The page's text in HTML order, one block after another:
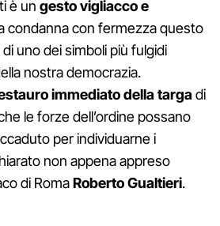
è un gesto vigliacco e
condanna con fermezza questo
uno dei simboli più fulgidi
nostra democrazia.
immediato della targadi
le forze dell’ordine possano
per individuarne i
non appena appreso
di RomaRoberto Gualtieri.